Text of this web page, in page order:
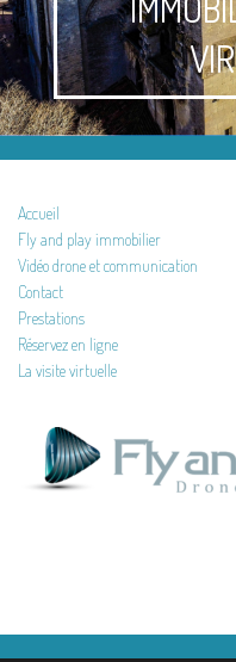
Accueil
Fly and play immobilier
Vidéo drone et communication
Contact
Prestations
Réservez en ligne
La visite virtuelle